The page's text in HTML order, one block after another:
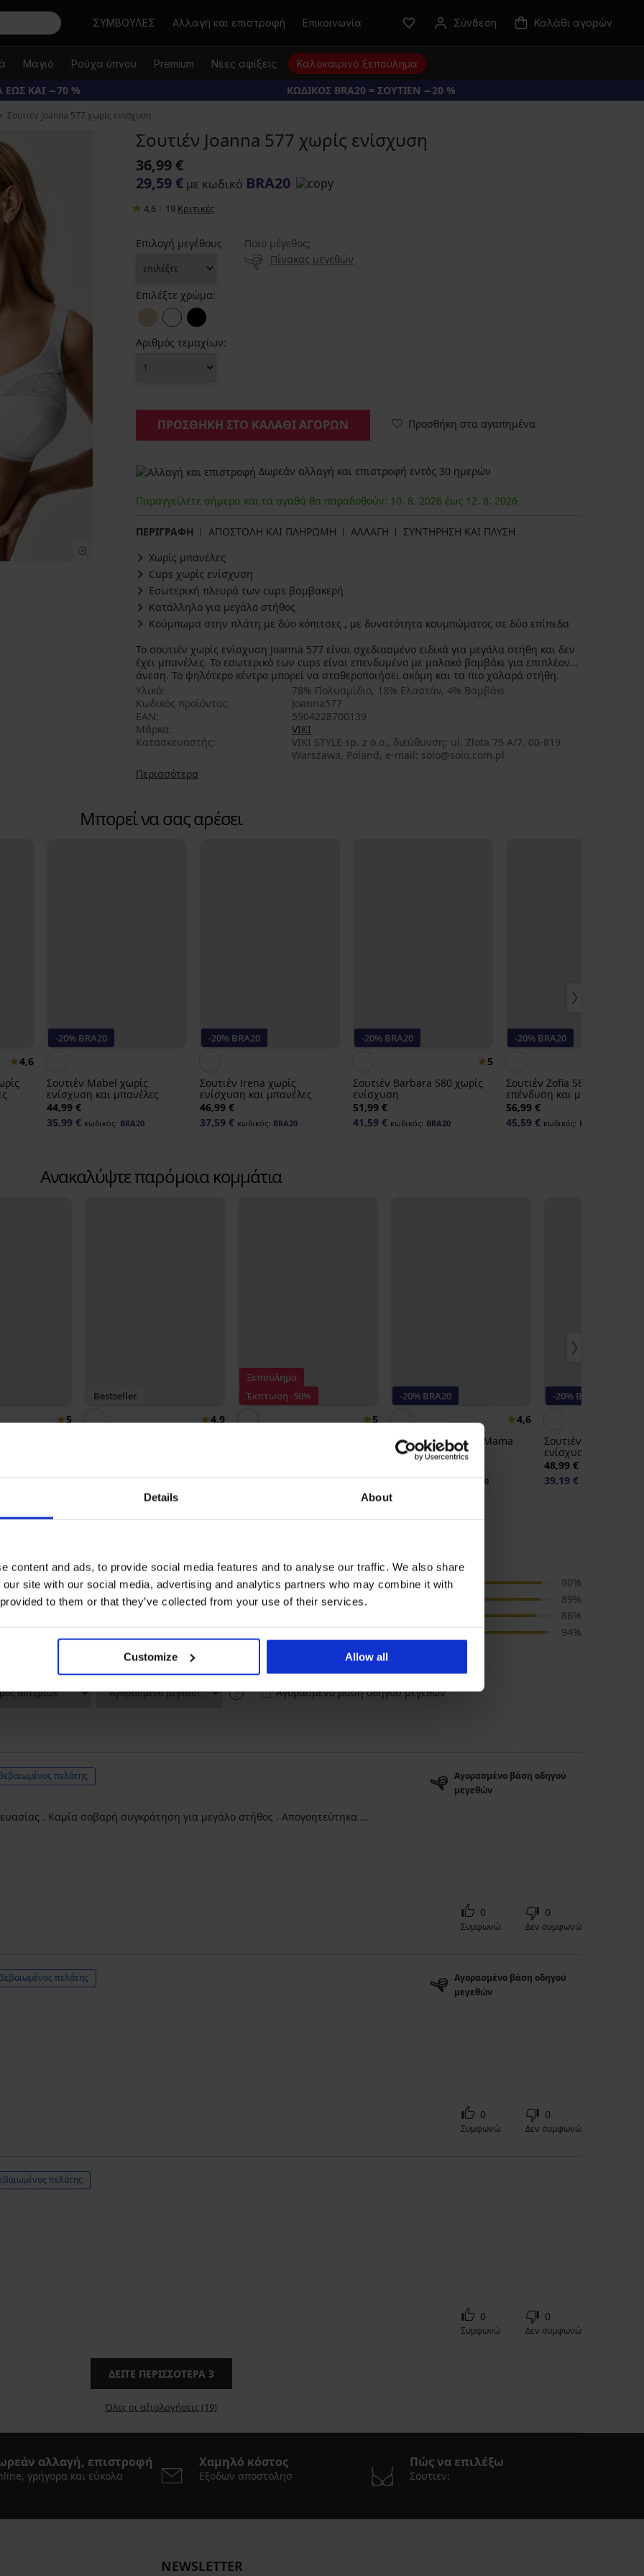
Details About
content and ads, to provide social media features and to analyse our traffic. We also share
site with our social media, advertising and analytics partners who may combine it with
to them or that they’ve collected from your use of their services.
Customize Allow all
Αναζήτηση
ΣΥΜΒΟΥΛΕΣ Αλλαγή και επιστροφή Επικοινωνία Σύνδεση Καλάθι αγορών
Μαγιό Ρούχα ύπνου Premium Νέες αφίξεις Καλοκαιρινό ξεπούλημα
ΚΑΙ −70 % ΚΩΔΙΚΟΣ BRA20 = ΣΟΥΤΙΕΝ −20 %
Σουτιέν Joanna 577 χωρίς ενίσχυση
Σουτιέν Joanna 577 χωρίς ενίσχυση
36,99 €
29,59 € με κωδικό BRA20
4,6 19 Κριτικές
Επιλογή μεγέθους
Ποιο μέγεθος;
Πίνακας μεγεθών
Επιλέξτε χρώμα:
Αριθμός τεμαχίων:
ΠΡΟΣΘΗΚΗ ΣΤΟ ΚΑΛΑΘΙ ΑΓΟΡΩΝ Προσθήκη στα αγαπημένα
Δωρεάν αλλαγή και επιστροφή εντός 30 ημερών
Παραγγείλετε σήμερα και τα αγαθά θα παραδοθούν: 10. 8. 2026 έως 12. 8. 2026
ΠΕΡΙΓΡΑΦΗ ΑΠΟΣΤΟΛΗ ΚΑΙ ΠΛΗΡΩΜΗ ΑΛΛΑΓΗ
ΣΥΝΤΗΡΗΣΗ ΚΑΙ ΠΛΥΣΗ
Χωρίς μπανέλες
Cups χωρίς ενίσχυση
Εσωτερική πλευρά των cups βαμβακερή
Κατάλληλο για μεγάλο στήθος
Κούμπωμα στην πλάτη με δύο κόπιτσες , με δυνατότητα κουμπώματος σε δύο επίπεδα
Το σουτιέν χωρίς ενίσχυση Joanna 577 είναι σχεδιασμένο ειδικά για μεγάλα στήθη και δεν
έχει μπανέλες. Το εσωτερικό των cups είναι επενδυμένο με μαλακό βαμβάκι για επιπλέον
άνεση. Το ψηλότερο κέντρο μπορεί να σταθεροποιήσει ακόμη και τα πιο χαλαρά στήθη.
Υλικό
78% Πολυαμίδιο, 18% Ελαστάν, 4% Βαμβάκι
Κωδικός προϊόντος
Joanna577
EAN
5904228700139
Μάρκα
VIKI
Κατασκευαστής
VIKI STYLE sp. z o.o., διεύθυνση: ul. Złota 75 A/7, 00-819
Warszawa, Poland, e-mail: solo@solo.com.pl
Περισσότερα
Μπορεί να σας αρέσει
4,6
-20% BRA20
Σουτιέν Mabel χωρίς
ενίσχυση και μπανέλες
44,99 €
35,99 € κωδικός: BRA20
-20% BRA20
Σουτιέν Irena χωρίς
ενίσχυση και μπανέλες
46,99 €
37,59 € κωδικός: BRA20
-20% BRA20
5
Σουτιέν Barbara 580 χωρίς
ενίσχυση
51,99 €
41,59 € κωδικός: BRA20
-20% BRA20
Σουτιέν Zofia 581 χωρίς
επένδυση και μπανέλες
56,99 €
45,59 € κωδικός: BRA20
Ανακαλύψτε παρόμοια κομμάτια
5
Bestseller
4,9
Ξεπούλημα
Έκπτωση -50%
5
-20% BRA20
4,6
Σουτιέν θηλασμού Mama
Isabel
40,99 €
32,79 € κωδικός: BRA20
-20% BRA20
Σουτιέν Klara χωρίς
ενίσχυση
48,99 €
39,19 €
ΠΡΟΪΟΝΤΟΣ Σουτιέν Joanna 577 χωρίς ενίσχυση
5
16x
4
1x
2
1x
Μέγεθος
90%
89%
86%
Χρώμα
94%
Αγορασμένο βάση οδηγού μεγεθών
πελάτης
Αγορασμένο βάση οδηγού
μεγεθών
. Καμία σοβαρή συγκράτηση για μεγάλο στήθος . Απογοητεύτηκα …
0
Συμφωνώ
0
Δεν συμφωνώ
πελάτης
Αγορασμένο βάση οδηγού
μεγεθών
0
Συμφωνώ
0
Δεν συμφωνώ
πελάτης
0
Συμφωνώ
0
Δεν συμφωνώ
ΔΕΊΤΕ ΠΕΡΙΣΣΌΤΕΡΑ 3
Όλες οι αξιολογήσεις (19)
αλλαγή, επιστροφή
γρήγορα και εύκολα
Χαμηλό κόστος
Εξοδων αποστολησ
Πώς να επιλέξω
Σουτιεν;
NEWSLETTER